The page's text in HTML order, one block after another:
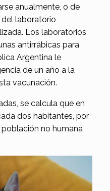
anualmente, o de
laboratorio
Los laboratorios
antirrábicas para
Argentina le
de un año a la
vacunación.
se calcula que en
dos habitantes, por
no humana